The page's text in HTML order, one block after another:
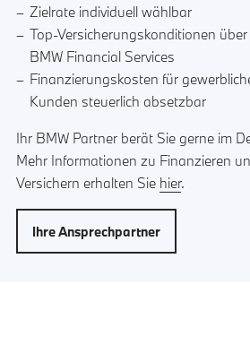
Zielrate individuell wählbar
Top-Versicherungskonditionen über
BMW Financial Services
Finanzierungskosten für
Kunden steuerlich absetzbar
Ihr BMW Partner berät Sie gerne im
Mehr Informationen zu Finanzieren
Versichern erhalten Sie hier.
Ihre Ansprechpartner